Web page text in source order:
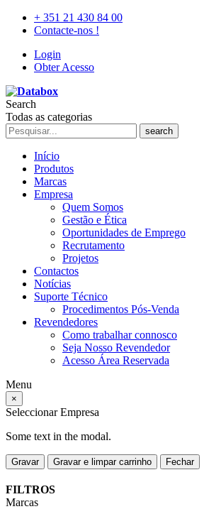
+ 351 21 430 84 00
Contacte-nos !
Login
Obter Acesso
Search
Todas as categorias
search
Início
Produtos
Marcas
Empresa
Quem Somos
Gestão e Ética
Oportunidades de Emprego
Recrutamento
Projetos
Contactos
Notícias
Suporte Técnico
Procedimentos Pós-Venda
Revendedores
Como trabalhar connosco
Seja Nosso Revendedor
Acesso Área Reservada
Menu
×
Seleccionar Empresa
Some text in the modal.
Gravar Gravar e limpar carrinho Fechar
FILTROS
Marcas